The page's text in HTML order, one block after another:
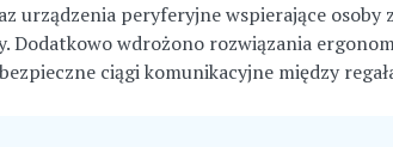
urządzenia peryferyjne wspierające osoby
wdrożono rozwiązania
ciągi komunikacyjne między